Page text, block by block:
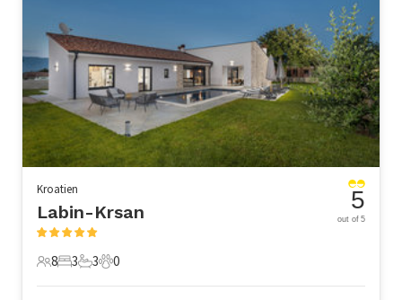
Kroatien
Labin-Krsan
8 Gäste
8
3 Schlafzimmer
3
3 Badezimmer
3
0 Haustiere
0
5
out of 5